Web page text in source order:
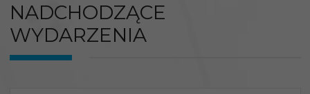
NADCHODZĄCE
WYDARZENIA